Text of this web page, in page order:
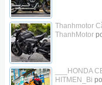
Thanhmotor
ThanhMotor
___HONDA
HITMEN_Bi